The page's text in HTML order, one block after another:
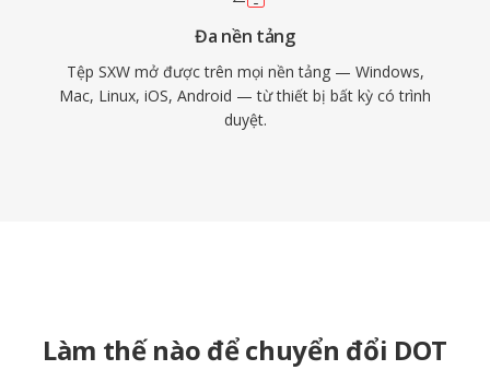
Đa nền tảng
Tệp SXW mở được trên mọi nền tảng — Windows,
Mac, Linux, iOS, Android — từ thiết bị bất kỳ có trình
duyệt.
Làm thế nào để chuyển đổi DOT